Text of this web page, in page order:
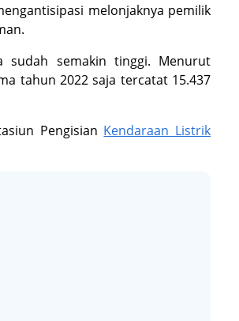
melonjaknya pemilik
sudah semakin tinggi. Menurut
tahun 2022 saja tercatat 15.437
Pengisian Kendaraan Listrik